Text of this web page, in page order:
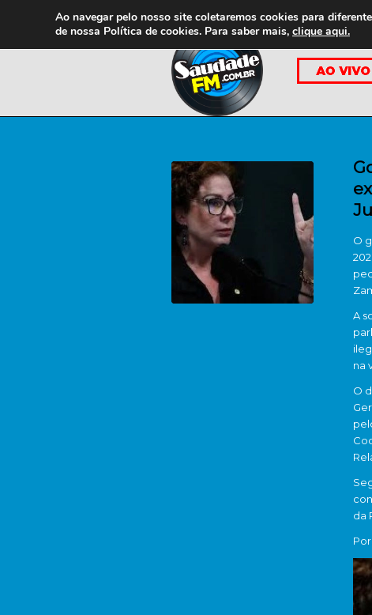
O
A
na
O
da
Ao navegar pelo nosso site coletaremos cookies para
de nossa Política de cookies. Para saber mais, clique aqui.